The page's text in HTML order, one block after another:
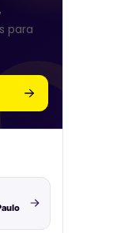
para